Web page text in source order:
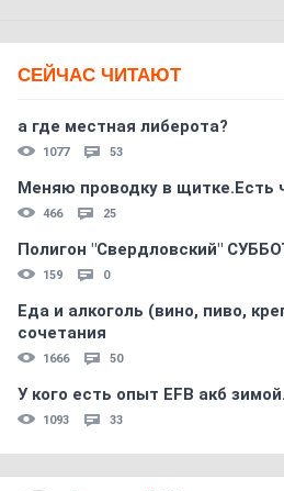
СЕЙЧАС ЧИТАЮТ
а где местная либерота?
1077 53
Меняю проводку в щитке.Есть
466 25
Полигон "Свердловский"
159 0
Еда и алкоголь (вино, пиво,
сочетания
1666 50
У кого есть опыт EFB акб зимой.
1093 33